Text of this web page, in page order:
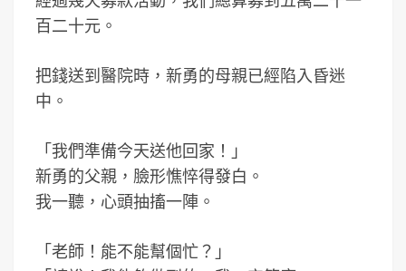
百二十元。
把錢送到醫院時，新勇的母親已經陷入昏迷
中。
「我們準備今天送他回家！」
新勇的父親，臉形憔悴得發白。
我一聽，心頭抽搐一陣。
「老師！能不能幫個忙？」